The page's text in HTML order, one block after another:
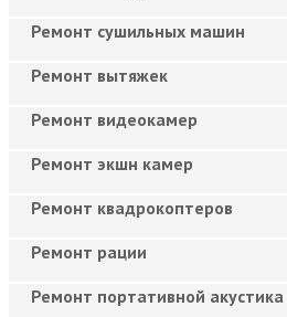
Ремонт сушильных машин
Ремонт вытяжек
Ремонт видеокамер
Ремонт экшн камер
Ремонт квадрокоптеров
Ремонт рации
Ремонт портативной акустика